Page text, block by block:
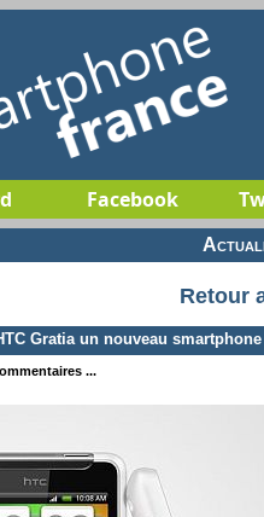
Facebook
Retour
Gratia un nouveau smartphone
...